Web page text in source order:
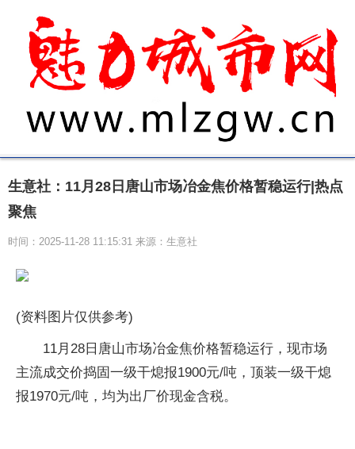
生意社：11月28日唐山市场冶金焦价格暂稳运行|热点
聚焦
时间：2025-11-28 11:15:31 来源：生意社
(资料图片仅供参考)
11月28日唐山市场冶金焦价格暂稳运行，现市场
主流成交价捣固一级干熄报1900元/吨，顶装一级干熄
报1970元/吨，均为出厂价现金含税。